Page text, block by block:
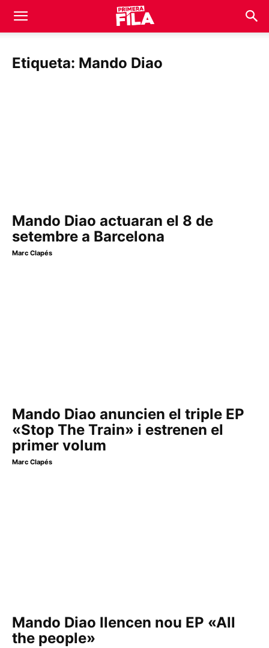
Etiqueta: Mando Diao
Mando Diao actuaran el 8 de
setembre a Barcelona
Marc Clapés
Mando Diao anuncien el triple EP
«Stop The Train» i estrenen el
primer volum
Marc Clapés
Mando Diao llencen nou EP «All
the people»